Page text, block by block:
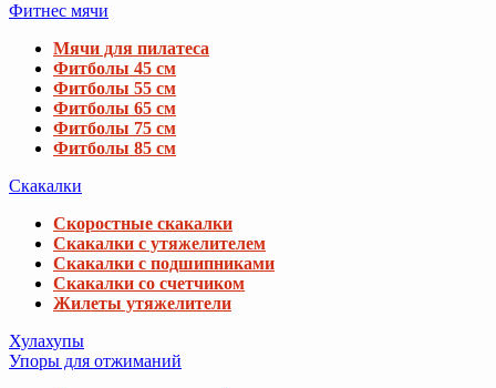
Фитнес мячи
Мячи для пилатеса
Фитболы 45 см
Фитболы 55 см
Фитболы 65 см
Фитболы 75 см
Фитболы 85 см
Скакалки
Скоростные скакалки
Скакалки с утяжелителем
Скакалки с подшипниками
Скакалки со счетчиком
Жилеты утяжелители
Хулахупы
Упоры для отжиманий